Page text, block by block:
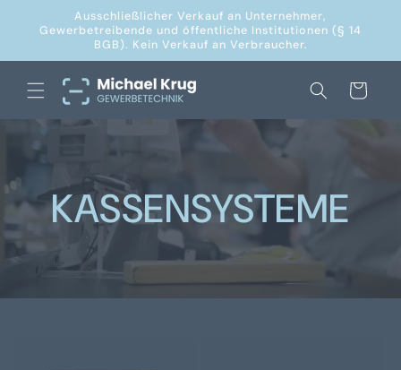
Inhalt
Ausschließlicher Verkauf an Unternehmer,
Gewerbetreibende und öffentliche Institutionen (§ 14
BGB). Kein Verkauf an Verbraucher.
Warenkorb
KASSENSYSTEME